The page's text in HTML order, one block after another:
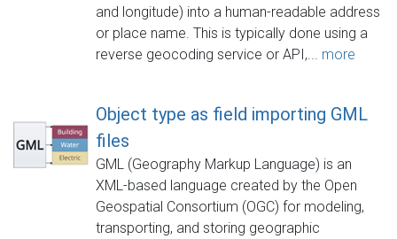
and longitude) into a human-readable address
or place name. This is typically done using a
reverse geocoding service or API,... more
Object type as field importing GML
files
GML (Geography Markup Language) is an
XML-based language created by the Open
Geospatial Consortium (OGC) for modeling,
transporting, and storing geographic